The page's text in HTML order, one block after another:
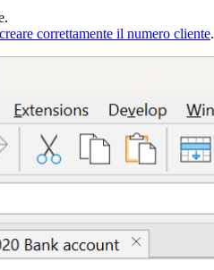
correttamente il numero cliente.